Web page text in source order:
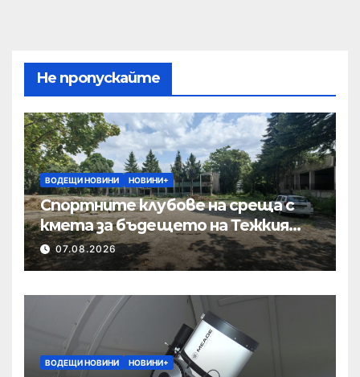
Не пропускайте
ВОДЕЩИ НОВИНИ НОВИНИ+
Спортните клубове на среща с
кмета за бъдещето на Тежкия
полк
07.08.2026
ВОДЕЩИ НОВИНИ НОВИНИ+